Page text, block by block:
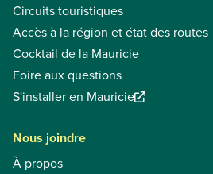
Circuits touristiques
Accès à la région et état des routes
Cocktail de la Mauricie
Foire aux questions
S'installer en Mauricie
Nous joindre
À propos